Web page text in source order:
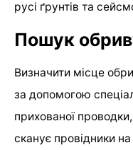
русі ґрунтів та
Пошук
Визначити місце
за допомогою
прихованої
сканує провідники на